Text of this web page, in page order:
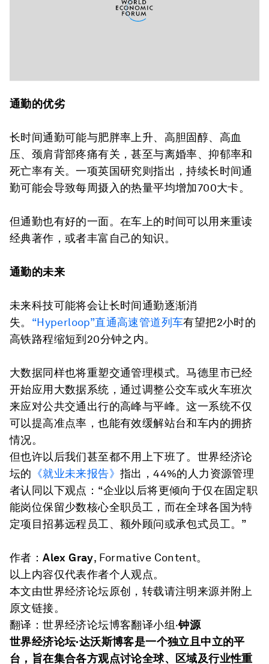
通勤的优劣
长时间通勤可能与肥胖率上升、高胆固醇、高血
压、颈肩背部疼痛有关，甚至与离婚率、抑郁率和
死亡率有关。一项英国研究则指出，持续长时间通
勤可能会导致每周摄入的热量平均增加700大卡。
但通勤也有好的一面。在车上的时间可以用来重读
经典著作，或者丰富自己的知识。
通勤的未来
未来科技可能将会让长时间通勤逐渐消
失。 “Hyperloop”直通高速管道列车有望把2小时的
高铁路程缩短到20分钟之内。
大数据同样也将重塑交通管理模式。马德里市已经
开始应用大数据系统，通过调整公交车或火车班次
来应对公共交通出行的高峰与平峰。这一系统不仅
可以提高准点率，也能有效缓解站台和车内的拥挤
情况。
但也许以后我们甚至都不用上下班了。世界经济论
坛的 《就业未来报告》指出，44%的人力资源管理
者认同以下观点：“企业以后将更倾向于仅在固定职
能岗位保留少数核心全职员工，而在全球各国为特
定项目招募远程员工、额外顾问或承包式员工。”
作者：Alex Gray, Formative Content。
以上内容仅代表作者个人观点。
本文由世界经济论坛原创，转载请注明来源并附上
原文链接。
翻译：世界经济论坛博客翻译小组·钟源
世界经济论坛·达沃斯博客是一个独立且中立的平
台，旨在集合各方观点讨论全球、区域及行业性重